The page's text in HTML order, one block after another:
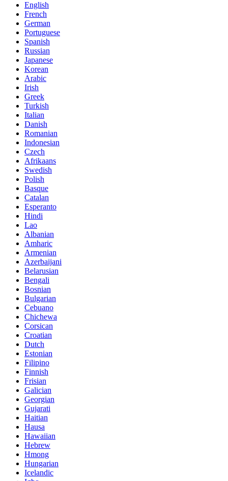
English
French
German
Portuguese
Spanish
Russian
Japanese
Korean
Arabic
Irish
Greek
Turkish
Italian
Danish
Romanian
Indonesian
Czech
Afrikaans
Swedish
Polish
Basque
Catalan
Esperanto
Hindi
Lao
Albanian
Amharic
Armenian
Azerbaijani
Belarusian
Bengali
Bosnian
Bulgarian
Cebuano
Chichewa
Corsican
Croatian
Dutch
Estonian
Filipino
Finnish
Frisian
Galician
Georgian
Gujarati
Haitian
Hausa
Hawaiian
Hebrew
Hmong
Hungarian
Icelandic